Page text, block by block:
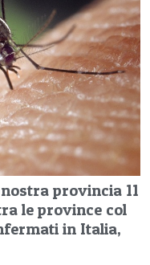
provincia 11
le province col
in Italia,